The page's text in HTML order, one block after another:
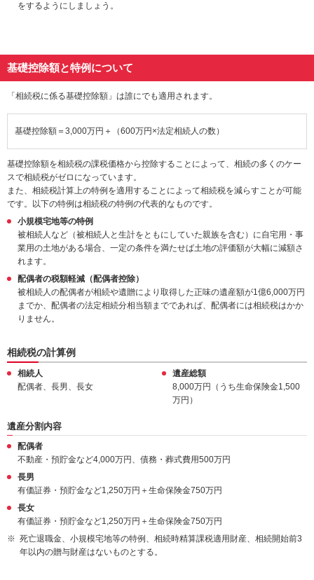
をするようにしましょう。
基礎控除額と特例について
「相続税に係る基礎控除額」は誰にでも適用されます。
基礎控除額＝3,000万円＋（600万円×法定相続人の数）
基礎控除額を相続税の課税価格から控除することによって、相続の多くのケー
スで相続税がゼロになっています。
また、相続税計算上の特例を適用することによって相続税を減らすことが可能
です。以下の特例は相続税の特例の代表的なものです。
小規模宅地等の特例
被相続人など（被相続人と生計をともにしていた親族を含む）に自宅用・事
業用の土地がある場合、一定の条件を満たせば土地の評価額が大幅に減額さ
れます。
配偶者の税額軽減（配偶者控除）
被相続人の配偶者が相続や遺贈により取得した正味の遺産額が1億6,000万円
までか、配偶者の法定相続分相当額までであれば、配偶者には相続税はかか
りません。
相続税の計算例
相続人
配偶者、長男、長女
遺産総額
8,000万円（うち生命保険金1,500
万円）
遺産分割内容
配偶者
不動産・預貯金など4,000万円、債務・葬式費用500万円
長男
有価証券・預貯金など1,250万円＋生命保険金750万円
長女
有価証券・預貯金など1,250万円＋生命保険金750万円
死亡退職金、小規模宅地等の特例、相続時精算課税適用財産、相続開始前3
年以内の贈与財産はないものとする。